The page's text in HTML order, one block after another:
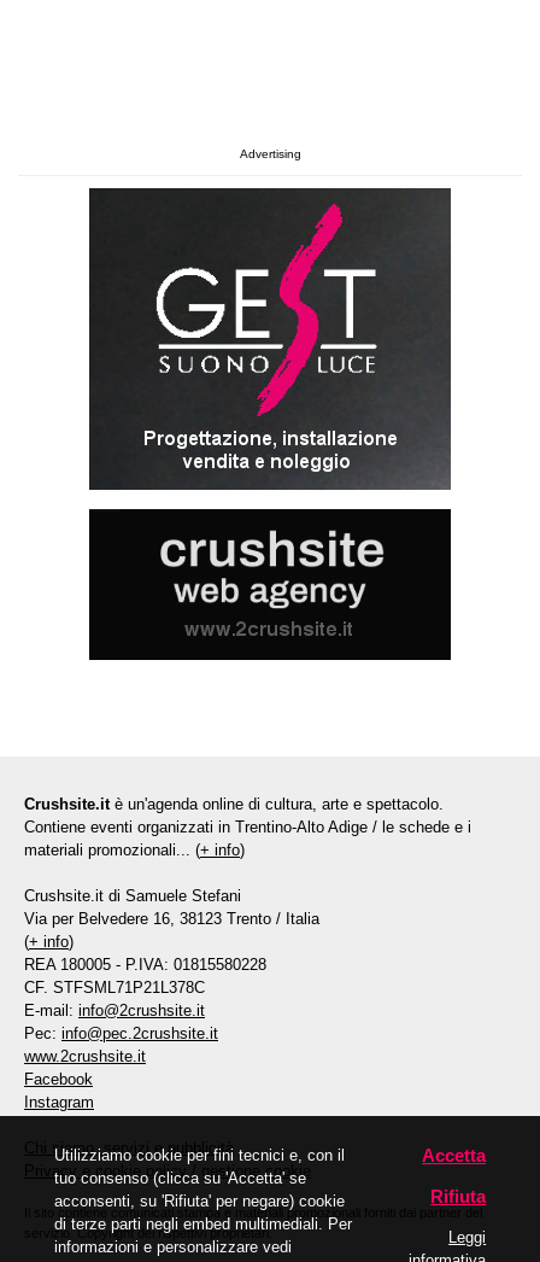
Advertising
Crushsite.it è un'agenda online di cultura, arte e spettacolo.
Contiene eventi organizzati in Trentino-Alto Adige / le schede e i
materiali promozionali... (+ info)
Crushsite.it di Samuele Stefani
Via per Belvedere 16, 38123 Trento / Italia
(+ info)
REA 180005 - P.IVA: 01815580228
CF. STFSML71P21L378C
E-mail: info@2crushsite.it
Pec: info@pec.2crushsite.it
www.2crushsite.it
Facebook
Instagram
Chi siamo, servizi e pubblicità
Privacy e cookie policy/ gestione cookie
Il sito contiene comunicati stampa e materiali promozionali forniti dai partner del
servizio. Copyright dei rispettivi proprietari.
Utilizziamo cookie per fini tecnici e, con il
tuo consenso (clicca su 'Accetta' se
acconsenti, su 'Rifiuta' per negare) cookie
di terze parti negli embed multimediali. Per
informazioni e personalizzare vedi
Accetta
Rifiuta
Leggi